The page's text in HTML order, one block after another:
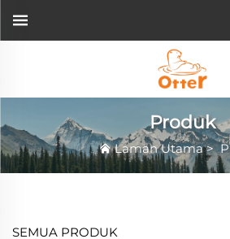
Produk
Laman Utama>
SEMUA PRODUK